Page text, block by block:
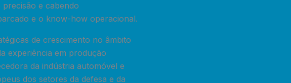
e cabendo
e o know-how operacional.
de crescimento no âmbito
experiência em produção
da indústria automóvel e
dos setores da defesa e da